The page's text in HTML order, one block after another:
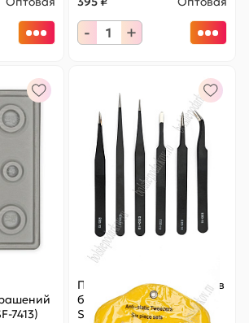
- +
7413)
Пинцеты для рукоделия в
блистере (6 предметов)
SF-6161